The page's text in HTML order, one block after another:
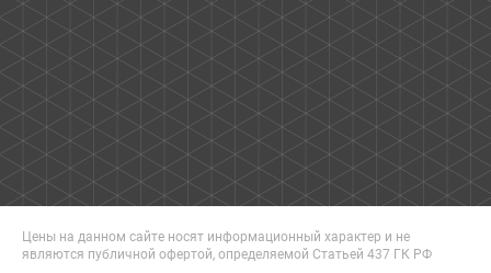
Цены на данном сайте носят информационный характер и не
являются публичной офертой, определяемой Статьей 437 ГК РФ